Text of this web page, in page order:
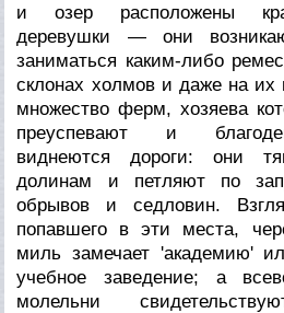
и озер расположены
деревушки — они
заниматься каким-либо
склонах холмов и даже на их
множество ферм, хозяева
преуспевают и
виднеются дороги: они
долинам и петляют по
обрывов и седловин.
попавшего в эти места,
миль замечает 'академию'
учебное заведение; а
молельни